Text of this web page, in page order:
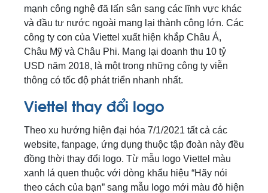
mạnh công nghệ đã lấn sân sang các lĩnh vực khác
và đầu tư nước ngoài mang lại thành công lớn. Các
công ty con của Viettel xuất hiện khắp Châu Á,
Châu Mỹ và Châu Phi. Mang lại doanh thu 10 tỷ
USD năm 2018, là một trong những công ty viễn
thông có tốc độ phát triển nhanh nhất.
Viettel thay đổi logo
Theo xu hướng hiện đại hóa 7/1/2021 tất cả các
website, fanpage, ứng dụng thuộc tập đoàn này đều
đồng thời thay đổi logo. Từ mẫu logo Viettel màu
xanh lá quen thuộc với dòng khẩu hiệu “Hãy nói
theo cách của bạn” sang mẫu logo mới màu đỏ hiện